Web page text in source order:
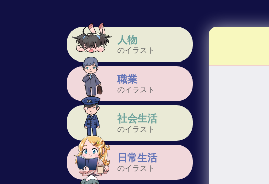
人物
のイラスト
職業
のイラスト
社会生活
のイラスト
日常生活
のイラスト